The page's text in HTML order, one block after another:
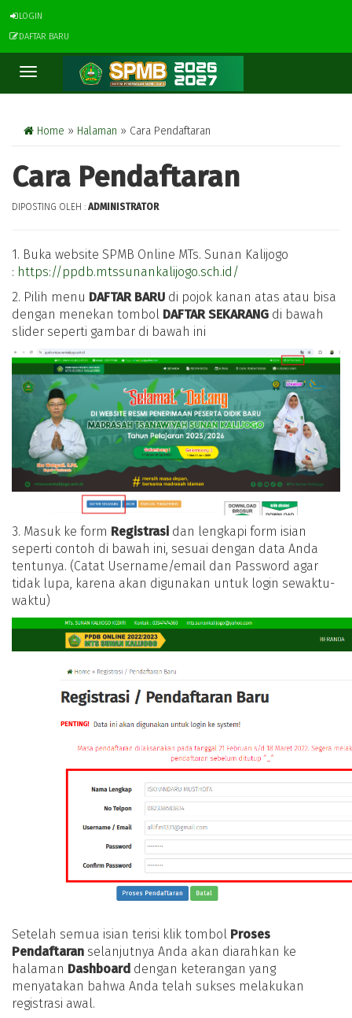
LOGIN
DAFTAR BARU
Toggle
navigation
Home » Halaman » Cara Pendaftaran
Cara Pendaftaran
DIPOSTING OLEH : ADMINISTRATOR
1. Buka website SPMB Online MTs. Sunan Kalijogo
: https://ppdb.mtssunankalijogo.sch.id/
2. Pilih menu DAFTAR BARU di pojok kanan atas atau bisa
dengan menekan tombol DAFTAR SEKARANG di bawah
slider seperti gambar di bawah ini
3. Masuk ke form Registrasi dan lengkapi form isian
seperti contoh di bawah ini, sesuai dengan data Anda
tentunya. (Catat Username/email dan Password agar
tidak lupa, karena akan digunakan untuk login sewaktu-
waktu)
Setelah semua isian terisi klik tombol Proses
Pendaftaran selanjutnya Anda akan diarahkan ke
halaman Dashboard dengan keterangan yang
menyatakan bahwa Anda telah sukses melakukan
registrasi awal.